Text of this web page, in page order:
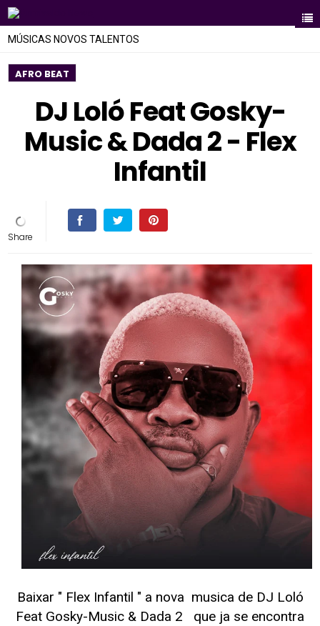
MÚSICAS NOVOS TALENTOS
AFRO BEAT
DJ Loló Feat Gosky-
Music & Dada 2 - Flex
Infantil
Baixar " Flex Infantil " a nova musica de DJ Loló
Feat Gosky-Music & Dada 2
que ja se encontra